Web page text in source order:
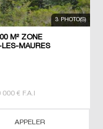
3 PHOTO(S)
M² ZONE
MAURES
000 € F.A.I
APPELER